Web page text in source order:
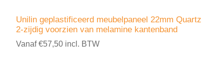
Unilin geplastificeerd meubelpaneel 22mm Quartz
2-zijdig voorzien van melamine kantenband
Vanaf €57,50 incl. BTW